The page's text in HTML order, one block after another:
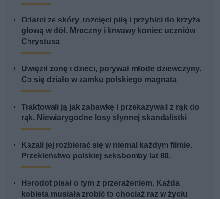
Odarci ze skóry, rozcięci piłą i przybici do krzyża
głową w dół. Mroczny i krwawy koniec uczniów
Chrystusa
Uwięził żonę i dzieci, porywał młode dziewczyny.
Co się działo w zamku polskiego magnata
Traktowali ją jak zabawkę i przekazywali z rąk do
rąk. Niewiarygodne losy słynnej skandalistki
Kazali jej rozbierać się w niemal każdym filmie.
Przekleństwo polskiej seksbomby lat 80.
Herodot pisał o tym z przerażeniem. Każda
kobieta musiała zrobić to chociaż raz w życiu